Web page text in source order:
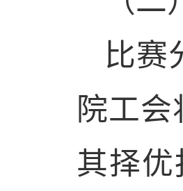
比赛
院工
其择